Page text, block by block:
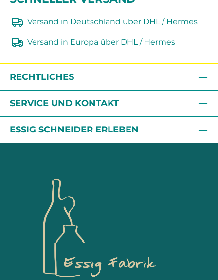
Versand in Deutschland über DHL / Hermes
Versand in Europa über DHL / Hermes
RECHTLICHES
SERVICE UND KONTAKT
ESSIG SCHNEIDER ERLEBEN